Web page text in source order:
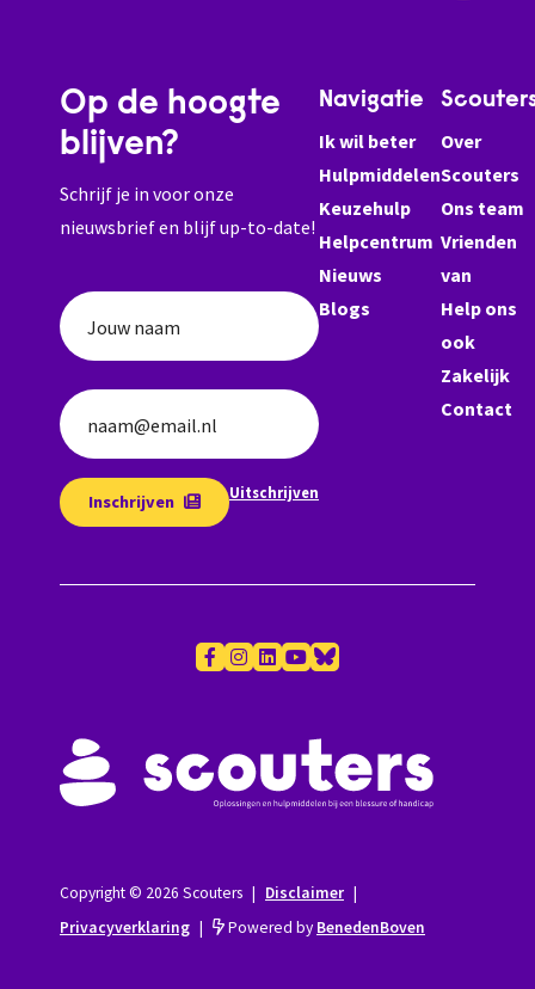
Op de hoogte
blijven?
Schrijf je in voor onze
nieuwsbrief en blijf up-to-date!
Jouw naam
naam@email.nl
Inschrijven Uitschrijven
Navigatie
Ik wil beter
Hulpmiddelen
Keuzehulp
Helpcentrum
Nieuws
Blogs
Over
Scouters
Ons team
Vrienden
van
Help ons
ook
Zakelijk
Contact
Copyright © 2026 Scouters | Disclaimer |
Privacyverklaring | Powered by BenedenBoven